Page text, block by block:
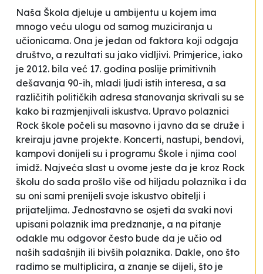
Naša Škola djeluje u ambijentu u kojem ima
mnogo veću ulogu od samog muziciranja u
učionicama. Ona je jedan od faktora koji odgaja
društvo, a rezultati su jako vidljivi. Primjerice, iako
je 2012. bila već 17. godina poslije primitivnih
dešavanja 90-ih, mladi ljudi istih interesa, a sa
različitih političkih adresa stanovanja skrivali su se
kako bi razmjenjivali iskustva. Upravo polaznici
Rock škole počeli su masovno i javno da se druže i
kreiraju javne projekte. Koncerti, nastupi, bendovi,
kampovi donijeli su i programu Škole i njima cool
imidž. Najveća slast u ovome jeste da je kroz Rock
školu do sada prošlo više od hiljadu polaznika i da
su oni sami prenijeli svoje iskustvo obitelji i
prijateljima. Jednostavno se osjeti da svaki novi
upisani polaznik ima predznanje, a na pitanje
odakle mu odgovor često bude da je učio od
naših sadašnjih ili bivših polaznika. Dakle, ono što
radimo se multiplicira, a znanje se dijeli, što je